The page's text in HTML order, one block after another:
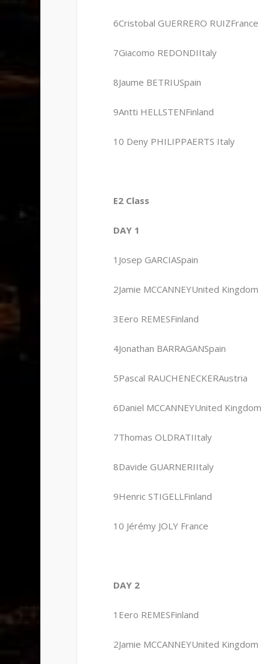
6Cristobal GUERRERO RUIZFrance
7Giacomo REDONDIItaly
8Jaume BETRIUSpain
9Antti HELLSTENFinland
10 Deny PHILIPPAERTS Italy
E2 Class
DAY 1
1Josep GARCIASpain
2Jamie MCCANNEYUnited Kingdom
3Eero REMESFinland
4Jonathan BARRAGANSpain
5Pascal RAUCHENECKERAustria
6Daniel MCCANNEYUnited Kingdom
7Thomas OLDRATIItaly
8Davide GUARNERIItaly
9Henric STIGELLFinland
10 Jérémy JOLY France
DAY 2
1Eero REMESFinland
2Jamie MCCANNEYUnited Kingdom